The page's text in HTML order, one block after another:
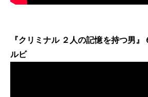
『クリミナル ２人の記憶を持つ男』
ルビ